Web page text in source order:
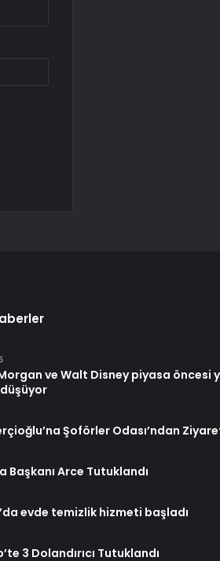
ve Walt Disney piyasa öncesi
Şoförler Odası’ndan
Başkanı Arce Tutuklandı
evde temizlik hizmeti başladı
3 Dolandırıcı Tutuklandı